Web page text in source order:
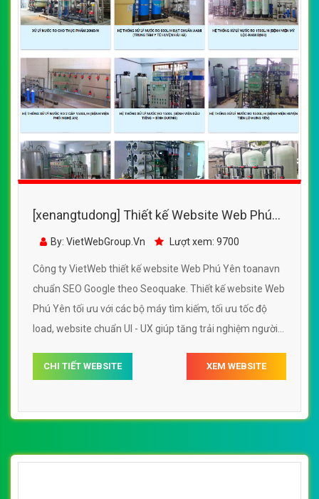
[xenangtudong] Thiết kế Website Web Phú
Yên - toanavn
By: VietWebGroup.Vn Lượt xem: 9700
Công ty VietWeb thiết kế website Web Phú Yên toanavn
chuẩn SEO Google theo Seoquake. Thiết kế website Web
Phú Yên tối ưu với các bộ máy tìm kiếm, tối ưu tốc độ
load, website chuẩn UI - UX giúp tăng trải nghiệm người
CHI TIẾT WEBSITE XEM WEBSITE